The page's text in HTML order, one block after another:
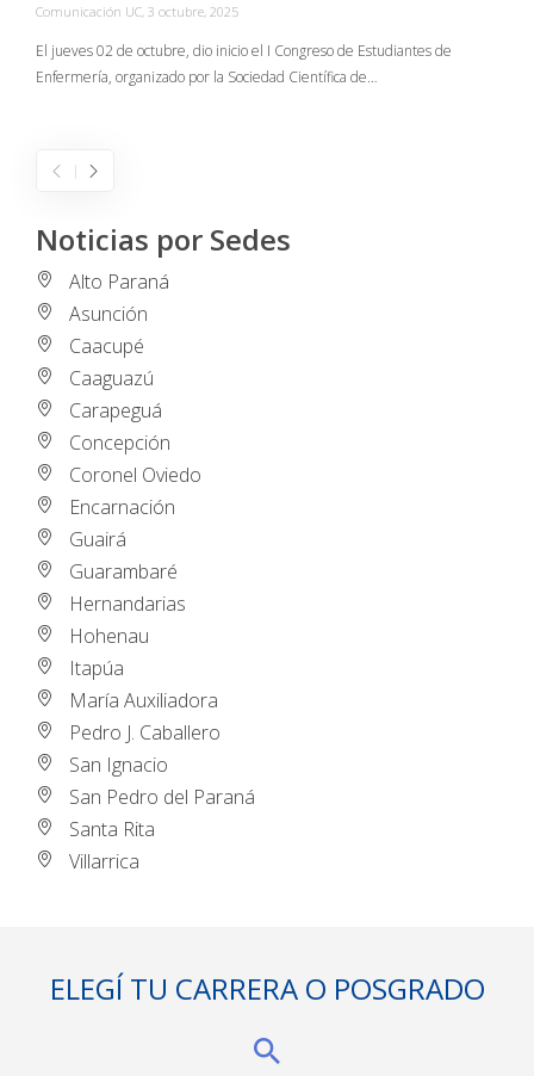
Comunicación UC, 3 octubre, 2025
El jueves 02 de octubre, dio inicio el I Congreso de Estudiantes de
Enfermería, organizado por la Sociedad Científica de…
Noticias por Sedes
Alto Paraná
Asunción
Caacupé
Caaguazú
Carapeguá
Concepción
Coronel Oviedo
Encarnación
Guairá
Guarambaré
Hernandarias
Hohenau
Itapúa
María Auxiliadora
Pedro J. Caballero
San Ignacio
San Pedro del Paraná
Santa Rita
Villarrica
ELEGÍ TU CARRERA O POSGRADO